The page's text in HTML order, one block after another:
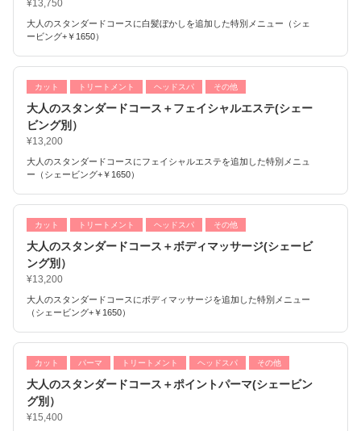
¥13,750
大人のスタンダードコースに白髪ぼかしを追加した特別メニュー（シェ
ービング+￥1650）
カット トリートメント ヘッドスパ その他
大人のスタンダードコース＋フェイシャルエステ(シェー
ビング別）
¥13,200
大人のスタンダードコースにフェイシャルエステを追加した特別メニュ
ー（シェービング+￥1650）
カット トリートメント ヘッドスパ その他
大人のスタンダードコース＋ボディマッサージ(シェービ
ング別）
¥13,200
大人のスタンダードコースにボディマッサージを追加した特別メニュー
（シェービング+￥1650）
カット パーマ トリートメント ヘッドスパ その他
大人のスタンダードコース＋ポイントパーマ(シェービン
グ別）
¥15,400